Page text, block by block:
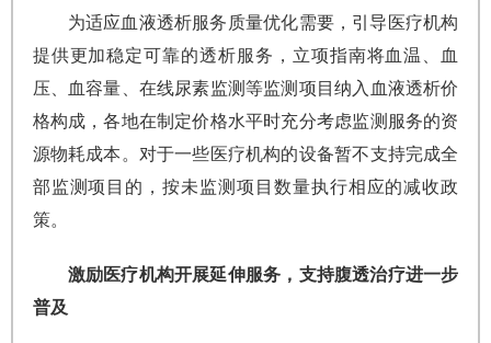
为适应血液透析服务质量优化需要，引导医疗机构
提供更加稳定可靠的透析服务，立项指南将血温、血
压、血容量、在线尿素监测等监测项目纳入血液透析价
格构成，各地在制定价格水平时充分考虑监测服务的资
源物耗成本。对于一些医疗机构的设备暂不支持完成全
部监测项目的，按未监测项目数量执行相应的减收政
策。
激励医疗机构开展延伸服务，支持腹透治疗进一步
普及